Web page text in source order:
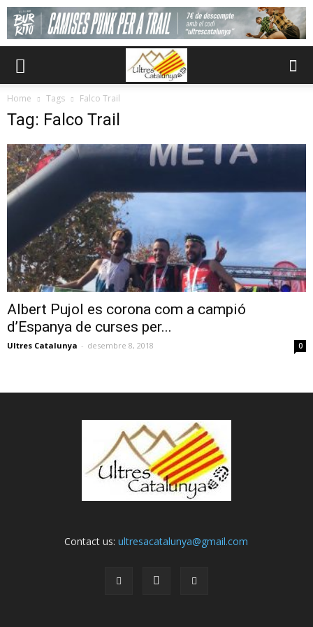
Home Tags Falco Trail
Tag: Falco Trail
Albert Pujol es corona com a campió
d’Espanya de curses per...
Ultres Catalunya - desembre 8, 2018 0
Contact us:ultresacatalunya@gmail.com